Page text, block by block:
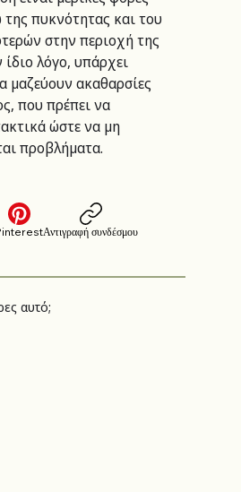
πυκνότητας και του
στην περιοχή της
ίδιο λόγο, υπάρχει
μαζεύουν ακαθαρσίες
που πρέπει να
ώστε να μη
προβλήματα.
Αντιγραφή συνδέσμου
αυτό;